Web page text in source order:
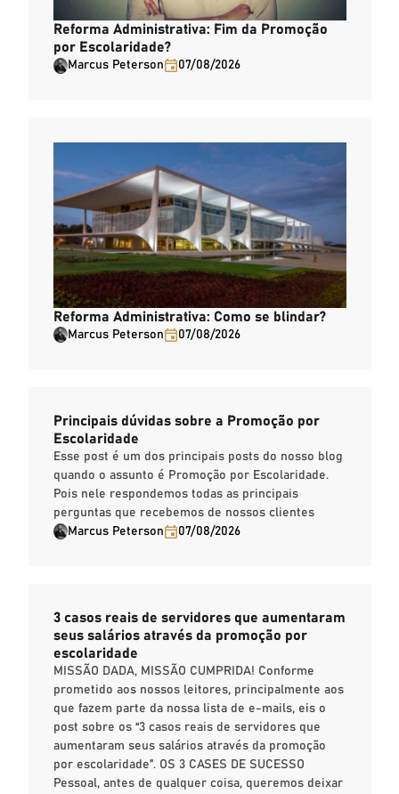
Reforma Administrativa: Fim da Promoção
por Escolaridade?
Marcus Peterson 07/08/2026
Reforma Administrativa: Como se blindar?
Marcus Peterson 07/08/2026
Principais dúvidas sobre a Promoção por
Escolaridade
Esse post é um dos principais posts do nosso blog
quando o assunto é Promoção por Escolaridade.
Pois nele respondemos todas as principais
perguntas que recebemos de nossos clientes
Marcus Peterson
07/08/2026
3 casos reais de servidores que aumentaram
seus salários através da promoção por
escolaridade
MISSÃO DADA, MISSÃO CUMPRIDA! Conforme
prometido aos nossos leitores, principalmente aos
que fazem parte da nossa lista de e-mails, eis o
post sobre os “3 casos reais de servidores que
aumentaram seus salários através da promoção
por escolaridade”. OS 3 CASES DE SUCESSO
Pessoal, antes de qualquer coisa, queremos deixar